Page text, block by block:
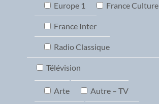
Europe 1 France Culture
France Inter
Radio Classique
Télévision
Arte Autre – TV